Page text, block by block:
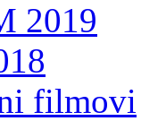
2019
filmovi